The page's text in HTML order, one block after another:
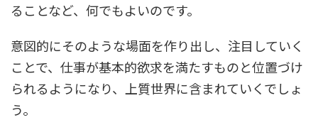
ることなど、何でもよいのです。
意図的にそのような場面を作り出し、注目していく
ことで、仕事が基本的欲求を満たすものと位置づけ
られるようになり、上質世界に含まれていくでしょ
う。